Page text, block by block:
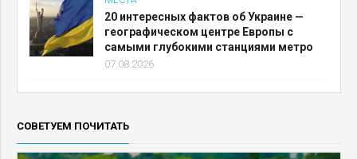
20 интересных фактов об Украине —
географическом центре Европы с
самыми глубокими станциями метро
07.08.2026
СОВЕТУЕМ ПОЧИТАТЬ